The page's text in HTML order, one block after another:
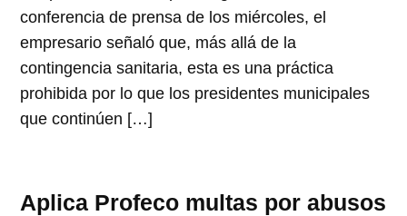
conferencia de prensa de los miércoles, el
empresario señaló que, más allá de la
contingencia sanitaria, esta es una práctica
prohibida por lo que los presidentes municipales
que continúen […]
Aplica Profeco multas por abusos